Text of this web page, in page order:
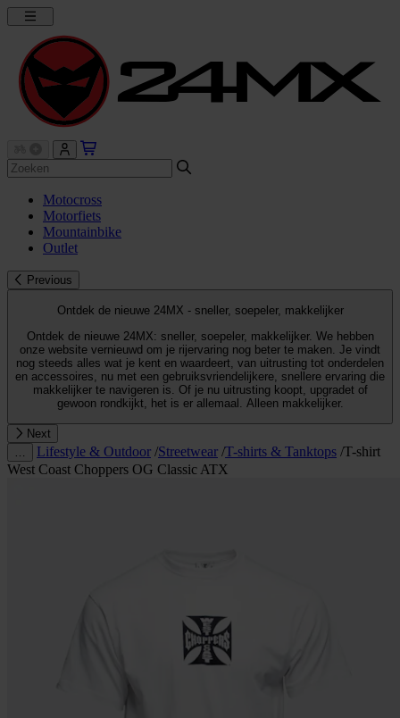
Motocross
Motorfiets
Mountainbike
Outlet
Previous
Ontdek de nieuwe 24MX - sneller, soepeler, makkelijker
Ontdek de nieuwe 24MX: sneller, soepeler, makkelijker. We hebben
onze website vernieuwd om je rijervaring nog beter te maken. Je vindt
nog steeds alles wat je kent en waardeert, van uitrusting tot onderdelen
en accessoires, nu met een gebruiksvriendelijkere, snellere ervaring die
makkelijker te navigeren is. Of je nu uitrusting koopt, upgradet of
gewoon rondkijkt, het is er allemaal. Alleen makkelijker.
Next
Lifestyle & Outdoor /Streetwear /T-shirts & Tanktops /T-shirt
West Coast Choppers OG Classic ATX